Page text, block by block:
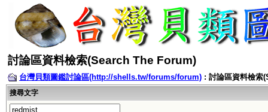
討論區資料檢索(Search The Forum)
台灣貝類圖鑑討論區(http://shells.tw/forums/forum) : 討論區資料檢索
搜尋文字